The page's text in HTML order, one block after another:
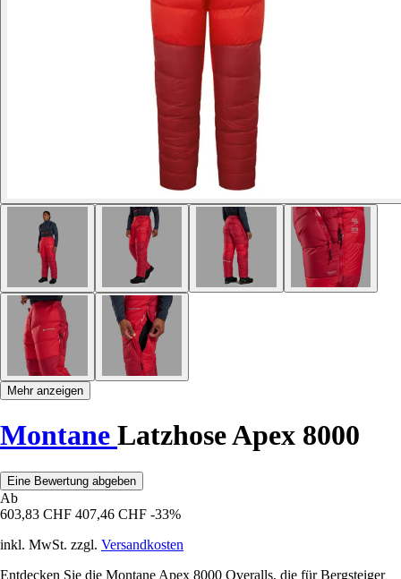
Mehr anzeigen
Montane Latzhose Apex 8000
Eine Bewertung abgeben
Ab
603,83 CHF 407,46 CHF -33%
inkl. MwSt. zzgl. Versandkosten
Entdecken Sie die Montane Apex 8000 Overalls, die für Bergsteiger